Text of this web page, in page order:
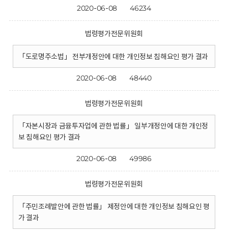
2020-06-08 46234
법령평가전문위원회
「도로명주소법」 전부개정안에 대한 개인정보 침해요인 평가 결과
2020-06-08 48440
법령평가전문위원회
「자본시장과 금융투자업에 관한 법률」 일부개정안에 대한 개인정
보 침해요인 평가 결과
2020-06-08 49986
법령평가전문위원회
「주민조례발안에 관한 법률」 제정안에 대한 개인정보 침해요인 평
가 결과